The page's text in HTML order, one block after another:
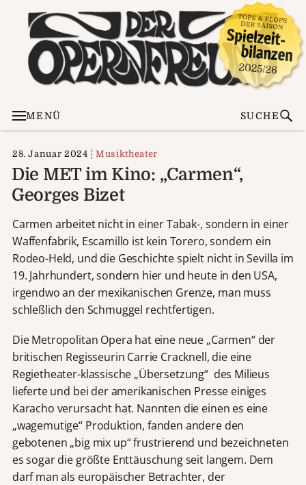
MENÜ SUCHE
28. Januar 2024 Musiktheater
Die MET im Kino: „Carmen“,
Georges Bizet
Carmen arbeitet nicht in einer Tabak-, sondern in einer
Waffenfabrik, Escamillo ist kein Torero, sondern ein
Rodeo-Held, und die Geschichte spielt nicht in Sevilla im
19. Jahrhundert, sondern hier und heute in den USA,
irgendwo an der mexikanischen Grenze, man muss
schleßlich den Schmuggel rechtfertigen.
Die Metropolitan Opera hat eine neue „Carmen“ der
britischen Regisseurin Carrie Cracknell, die eine
Regietheater-klassische „Übersetzung“ des Milieus
lieferte und bei der amerikanischen Presse einiges
Karacho verursacht hat. Nannten die einen es eine
„wagemutige“ Produktion, fanden andere den
gebotenen „big mix up“ frustrierend und bezeichneten
es sogar die größte Enttäuschung seit langem. Dem
darf man als europäischer Betrachter, der